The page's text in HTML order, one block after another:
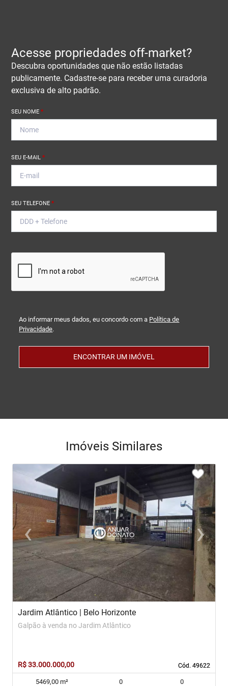
Acesse propriedades off-market?
Descubra oportunidades que não estão listadas
publicamente. Cadastre-se para receber uma curadoria
exclusiva de alto padrão.
SEU NOME*
SEU E-MAIL*
SEU TELEFONE*
Ao informar meus dados, eu concordo com a Política de
Privacidade.
ENCONTRAR UM IMÓVEL
Imóveis Similares
‹Previous ›Next
Jardim Atlântico | Belo Horizonte
Cód. 49622
Cód. 49622
Galpão à venda no Jardim Atlântico
R$ 33.000.000,00
5469,00 m²
0
0